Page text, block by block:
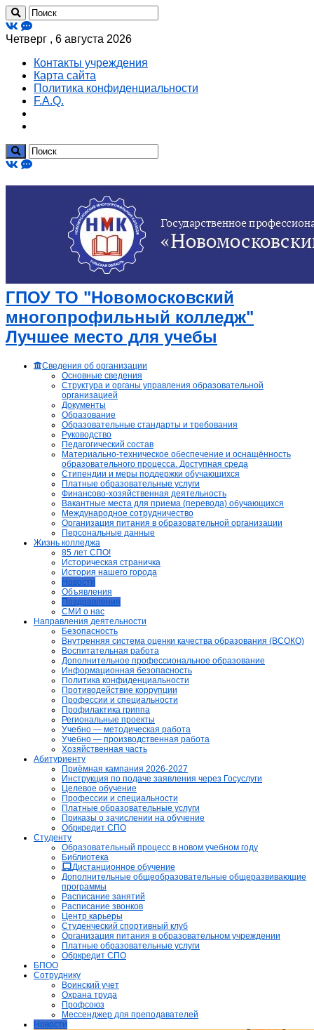
Четверг , 6 августа 2026
Контакты учреждения
Карта сайта
Политика конфиденциальности
F.A.Q.
ГПОУ ТО "Новомосковский
многопрофильный колледж"
Лучшее место для учебы
Сведения об организации
Основные сведения
Структура и органы управления образовательной
организацией
Документы
Образование
Образовательные стандарты и требования
Руководство
Педагогический состав
Материально-техническое обеспечение и оснащённость
образовательного процесса. Доступная среда
Стипендии и меры поддержки обучающихся
Платные образовательные услуги
Финансово-хозяйственная деятельность
Вакантные места для приема (перевода) обучающихся
Международное сотрудничество
Организация питания в образовательной организации
Персональные данные
Жизнь колледжа
85 лет СПО!
Историческая страничка
История нашего города
Новости
Объявления
Поздравления
СМИ о нас
Направления деятельности
Безопасность
Внутренняя система оценки качества образования (ВСОКО)
Воспитательная работа
Дополнительное профессиональное образование
Информационная безопасность
Политика конфиденциальности
Противодействие коррупции
Профессии и специальности
Профилактика гриппа
Региональные проекты
Учебно — методическая работа
Учебно — производственная работа
Хозяйственная часть
Абитуриенту
Приёмная кампания 2026-2027
Инструкция по подаче заявления через Госуслуги
Целевое обучение
Профессии и специальности
Платные образовательные услуги
Приказы о зачислении на обучение
Обркредит СПО
Студенту
Образовательный процесс в новом учебном году
Библиотека
Дистанционное обучение
Дополнительные общеобразовательные общеразвивающие
программы
Расписание занятий
Расписание звонков
Центр карьеры
Студенческий спортивный клуб
Организация питания в образовательном учреждении
Платные образовательные услуги
Обркредит СПО
БПОО
Сотруднику
Воинский учет
Охрана труда
Профсоюз
Мессенджер для преподавателей
Новости